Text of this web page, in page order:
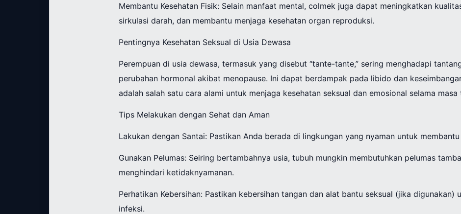
Membantu Kesehatan Fisik: Selain manfaat mental, colmek juga dapat meningkatkan
sirkulasi darah, dan membantu menjaga kesehatan organ reproduksi.
Pentingnya Kesehatan Seksual di Usia Dewasa
Perempuan di usia dewasa, termasuk yang disebut “tante-tante,” sering menghadapi
perubahan hormonal akibat menopause. Ini dapat berdampak pada libido dan
adalah salah satu cara alami untuk menjaga kesehatan seksual dan emosional selama masa
Tips Melakukan dengan Sehat dan Aman
Lakukan dengan Santai: Pastikan Anda berada di lingkungan yang nyaman untuk
Gunakan Pelumas: Seiring bertambahnya usia, tubuh mungkin membutuhkan pelumas
menghindari ketidaknyamanan.
Perhatikan Kebersihan: Pastikan kebersihan tangan dan alat bantu seksual (jika digunakan)
infeksi.